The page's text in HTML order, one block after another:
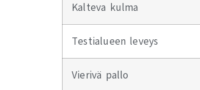
Kalteva kulma
Testialueen leveys
Vierivä pallo